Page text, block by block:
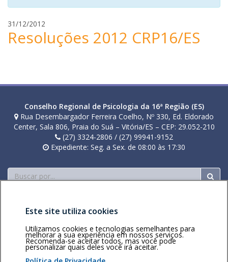
31/12/2012
e
l
g
i
o
i
Resoluções 2012 CRP16/ES
Conselho Regional de Psicologia da 16ª Região (ES)
Rua Desembargador Ferreira Coelho, Nº 330, Ed. Eldorado
Center, Sala 806, Praia do Suá – Vitória/ES – CEP: 29.052-210
(27) 3324-2806 / (27) 99941-9152
Expediente: Seg. a Sex. de 08:00 às 17:30
Buscar
Área restritaPolítica de
privacidadePersonalização
Voltar ao topo
Este site utiliza cookies
Utilizamos cookies e tecnologias semelhantes para
melhorar a sua experiência em nossos serviços.
Recomenda-se aceitar todos, mas você pode
personalizar quais deles você irá aceitar.